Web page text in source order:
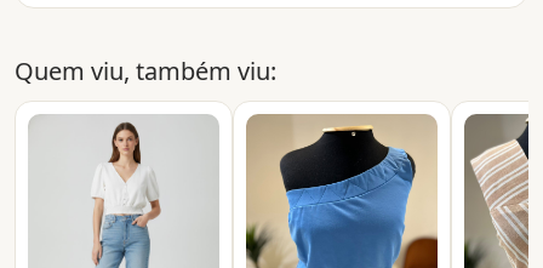
Quem viu, também viu: